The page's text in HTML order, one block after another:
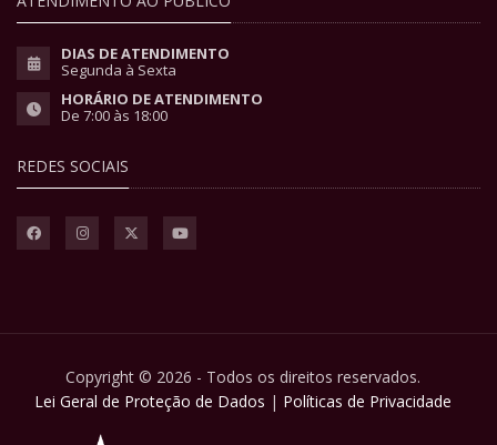
DIAS DE ATENDIMENTO
Segunda à Sexta
HORÁRIO DE ATENDIMENTO
De 7:00 às 18:00
REDES SOCIAIS
Copyright © 2026 - Todos os direitos reservados.
Lei Geral de Proteção de Dados | Políticas de Privacidade